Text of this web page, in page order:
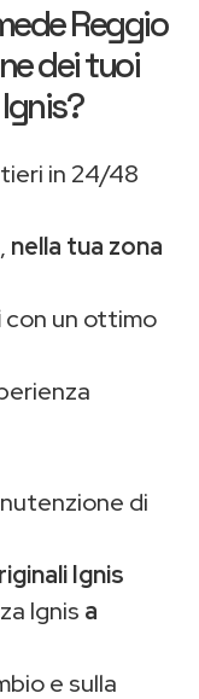
Reggio
dei tuoi
in 24/48
nella tua zona
con un ottimo
di
Ignis
Ignis a
e sulla